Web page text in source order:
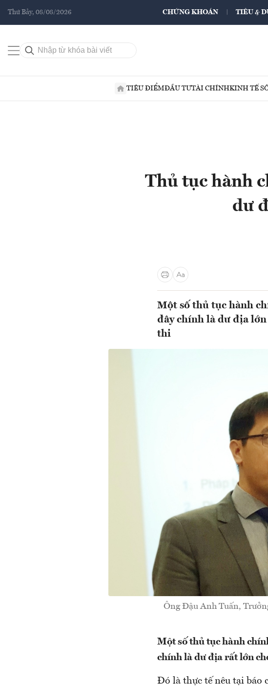
Thứ Bảy, 08/08/2026 CHỨNG KHOÁN TIÊU &
TIÊU ĐIỂMĐẦU TƯTÀI CHÍNHKINH TẾ
Thủ tục hành
dư
Một số thủ tục hành
đây chính là dư địa
thi
Ông Đậu Anh Tuấn,
Một số thủ tục hành
chính là dư địa rất lớn
Đó là thực tế nêu tại báo